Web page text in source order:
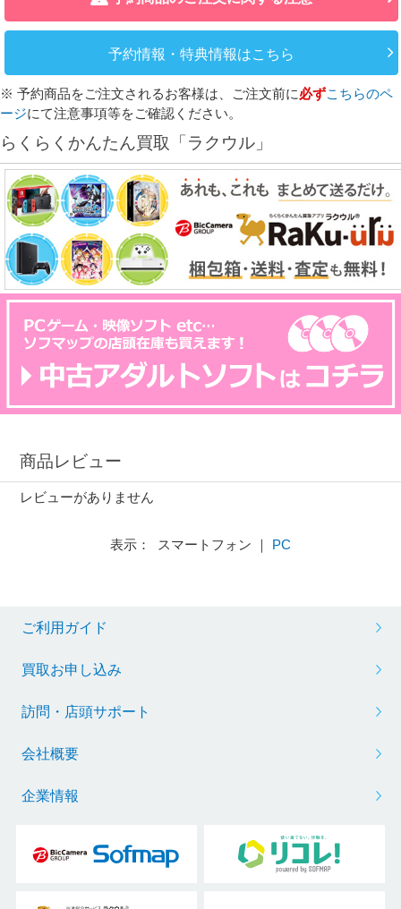
予約情報・特典情報はこちら
※ 予約商品をご注文されるお客様は、ご注文前に必ずこちらのペ
ージにて注意事項等をご確認ください。
らくらくかんたん買取「ラクウル」
商品レビュー
レビューがありません
表示： スマートフォン ｜ PC
ご利用ガイド
買取お申し込み
訪問・店頭サポート
会社概要
企業情報